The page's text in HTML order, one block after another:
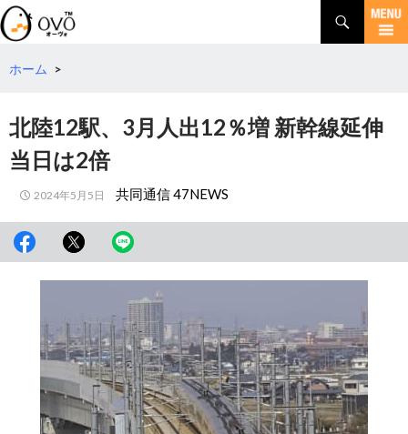
検
索
コ
テ
へ
動
ホーム >
北陸12駅、3月人出12％増 新幹線延伸
当日は2倍
2024年5月5日 共同通信 47NEWS